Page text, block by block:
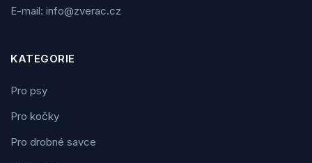
E-mail: info@zverac.cz
KATEGORIE
Pro psy
Pro kočky
Pro drobné savce